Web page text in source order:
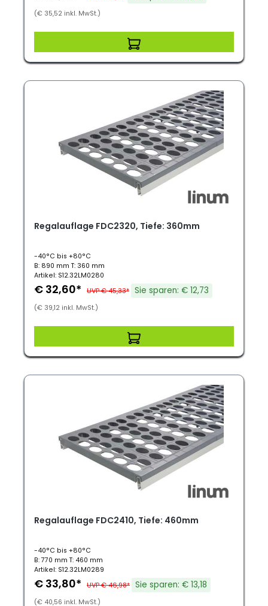
(€ 35,52 inkl. MwSt.)
Regalauflage FDC2320, Tiefe: 360mm
-40°C bis +80°C
B: 890 mm T: 360 mm
Artikel: S12.32LM0280
€ 32,60* UVP € 45,33* Sie sparen: € 12,73
(€ 39,12 inkl. MwSt.)
Regalauflage FDC2410, Tiefe: 460mm
-40°C bis +80°C
B: 770 mm T: 460 mm
Artikel: S12.32LM0289
€ 33,80* UVP € 46,98* Sie sparen: € 13,18
(€ 40,56 inkl. MwSt.)